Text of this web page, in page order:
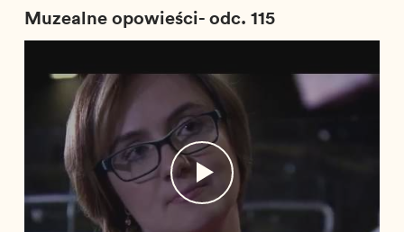
Muzealne opowieści- odc. 115